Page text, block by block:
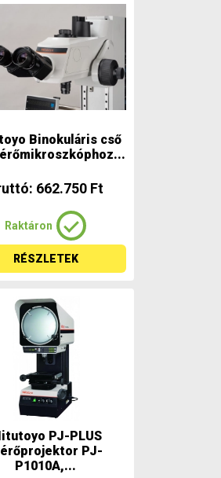
Binokuláris cső
662.750 Ft
Raktáron
RÉSZLETEK
PJ-PLUS
PJ-
P1010A,...